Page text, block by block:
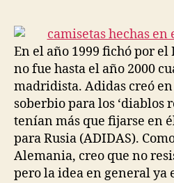
entrada
En el año 1999 fichó por
no fue hasta el año 2000
madridista. Adidas creó
soberbio para los ‘diablos
tenían más que fijarse en
para Rusia (ADIDAS).
Alemania, creo que no
pero la idea en general ya